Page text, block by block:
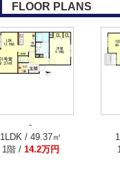
FLOOR PLANS
-
1LDK / 49.37㎡
1階 / 14.2万円